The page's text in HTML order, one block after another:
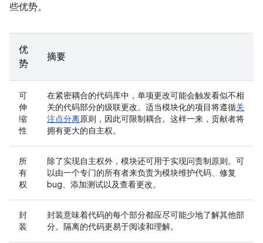
些优势。
优
势
摘要
可
伸
缩
性
在紧密耦合的代码库中，单项更改可能会触发看似不相
关的代码部分的级联更改。适当模块化的项目将遵循关
注点分离原则，因此可限制耦合。这样一来，贡献者将
拥有更大的自主权。
所
有
权
除了实现自主权外，模块还可用于实现问责制原则。可
以由一个专门的所有者来负责为模块维护代码、修复
bug、添加测试以及查看更改。
封
装
封装意味着代码的每个部分都应尽可能少地了解其他部
分。隔离的代码更易于阅读和理解。